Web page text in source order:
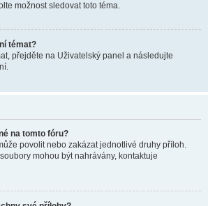
možnost sledovat toto téma.
témat?
přejděte na Uživatelský panel a následujte
na tomto fóru?
povolit nebo zakázat jednotlivé druhy příloh.
mohou být nahrávány, kontaktuje